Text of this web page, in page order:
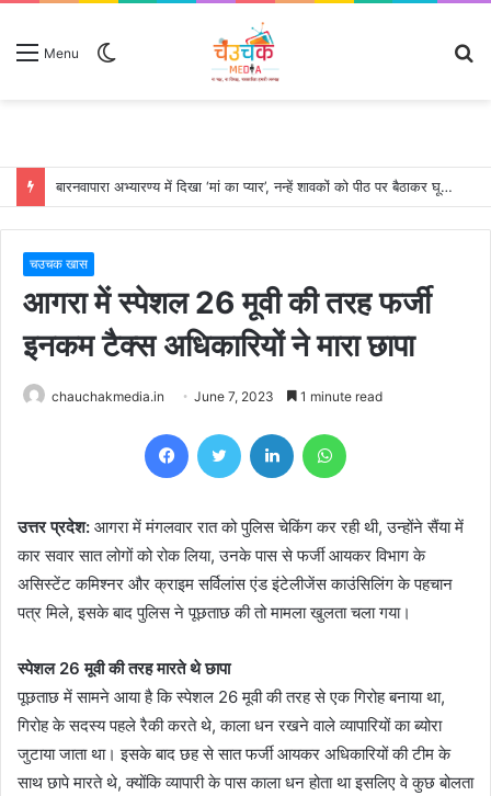
Menu
बारनवापारा अभ्यारण्य में दिखा ‘मां का प्यार’, नन्हें शावकों को पीठ पर बैठाकर घूमती दिखी मादा भालू
चउचक खास
आगरा में स्पेशल 26 मूवी की तरह फर्जी
इनकम टैक्स अधिकारियों ने मारा छापा
chauchakmedia.in June 7, 2023 1 minute read
FacebookTwitter LinkedIn
उत्तर प्रदेश: आगरा में मंगलवार रात को पुलिस चेकिंग कर रही थी, उन्होंने सैंया में
कार सवार सात लोगों को रोक लिया, उनके पास से फर्जी आयकर विभाग के
असिस्टेंट कमिश्नर और क्राइम सर्विलांस एंड इंटेलीजेंस काउंसिलिंग के पहचान
पत्र मिले, इसके बाद पुलिस ने पूछताछ की तो मामला खुलता चला गया।
स्पेशल 26 मूवी की तरह मारते थे छापा
पूछताछ में सामने आया है कि स्पेशल 26 मूवी की तरह से एक गिरोह बनाया था,
गिरोह के सदस्य पहले रैकी करते थे, काला धन रखने वाले व्यापारियों का ब्योरा
जुटाया जाता था। इसके बाद छह से सात फर्जी आयकर अधिकारियों की टीम के
साथ छापे मारते थे, क्योंकि व्यापारी के पास काला धन होता था इसलिए वे कुछ बोलता